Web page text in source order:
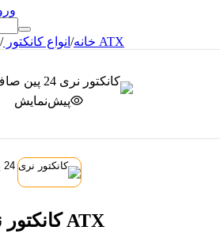
خانه/ انواع کانکتور/ کانکتور نری 24 پین صاف ATX
پیش‌نمایش
کانکتور نری 24 پین صاف ATX